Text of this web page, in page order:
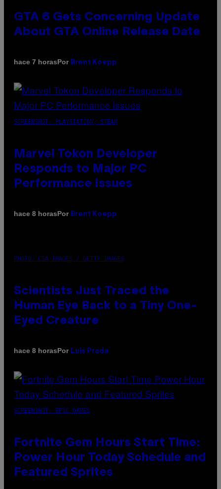
GTA 6 Gets Concerning Update
About GTA Online Release Date
hace 7 horasPor Brent Koepp
SCREENSHOT: PLAYSTATION, STEAM
Marvel Tokon Developer
Responds to Major PC
Performance Issues
hace 8 horasPor Brent Koepp
PHOTO: CSA IMAGES / GETTY IMAGES
Scientists Just Traced the
Human Eye Back to a Tiny One-
Eyed Creature
hace 8 horasPor Luis Prada
SCREENSHOT: EPIC GAMES
Fortnite Gem Hours Start Time:
Power Hour Today Schedule and
Featured Sprites